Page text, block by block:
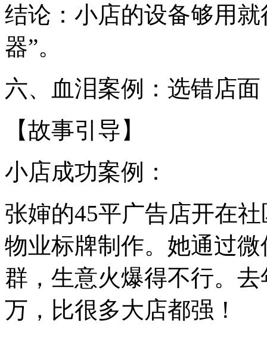
结论：小店的设备够用
器”。
六、血泪案例：选错店
【故事引导】
小店成功案例：
张婶的45平广告店开在
物业标牌制作。她通过
群，生意火爆得不行。
万，比很多大店都强！